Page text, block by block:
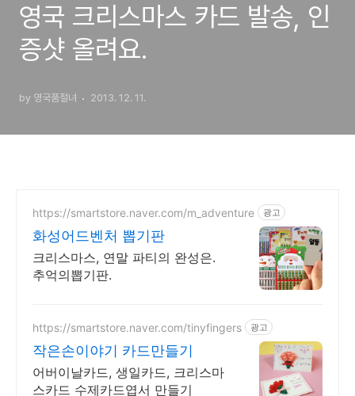
영국 크리스마스 카드 발송, 인
증샷 올려요.
by 영국품절녀 2013. 12. 11.
https://smartstore.naver.com/m_adventure 광고
화성어드벤처 뽑기판
크리스마스, 연말 파티의 완성은.
추억의뽑기판.
https://smartstore.naver.com/tinyfingers 광고
작은손이야기 카드만들기
어버이날카드, 생일카드, 크리스마
스카드 수제카드엽서 만들기